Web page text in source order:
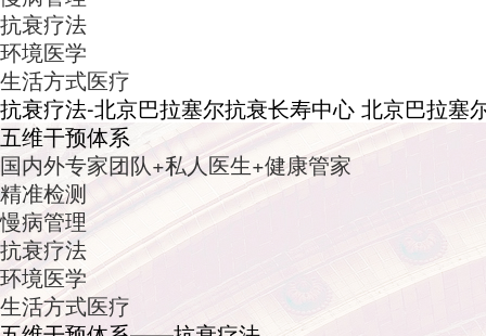
抗衰疗法
环境医学
生活方式医疗
抗衰疗法-北京巴拉塞尔抗衰长寿中心 北京巴拉塞
五维干预体系
国内外专家团队+私人医生+健康管家
精准检测
慢病管理
抗衰疗法
环境医学
生活方式医疗